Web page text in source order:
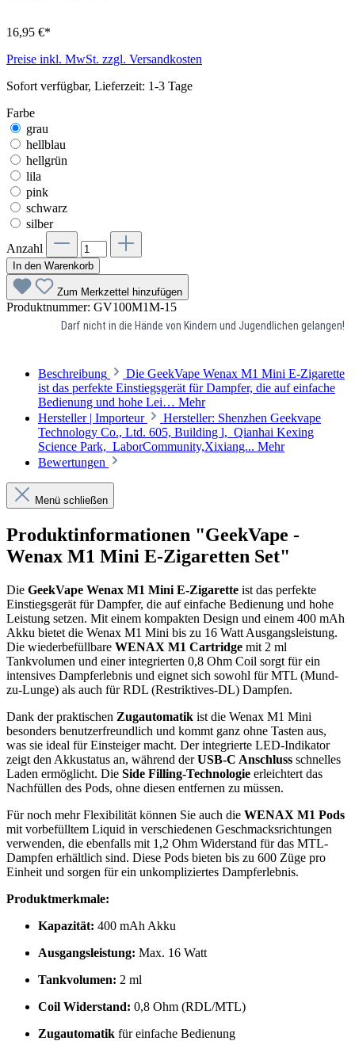
16,95 €*
Preise inkl. MwSt. zzgl. Versandkosten
Sofort verfügbar, Lieferzeit: 1-3 Tage
Farbe
grau
hellblau
hellgrün
lila
pink
schwarz
silber
Anzahl
In den Warenkorb
Zum Merkzettel hinzufügen
Produktnummer: GV100M1M-15
Darf nicht in die Hände von Kindern und Jugendlichen gelangen!
Beschreibung
Die GeekVape Wenax M1 Mini E-Zigarette
ist das perfekte Einstiegsgerät für Dampfer, die auf einfache
Bedienung und hohe Lei… Mehr
Hersteller | Importeur
Hersteller: Shenzhen Geekvape
Technology Co., Ltd. 605, Building l, Qianhai Kexing
Science Park, LaborCommunity,Xixiang... Mehr
Bewertungen
Menü schließen
Produktinformationen "GeekVape -
Wenax M1 Mini E-Zigaretten Set"
Die GeekVape Wenax M1 Mini E-Zigarette ist das perfekte
Einstiegsgerät für Dampfer, die auf einfache Bedienung und hohe
Leistung setzen. Mit einem kompakten Design und einem 400 mAh
Akku bietet die Wenax M1 Mini bis zu 16 Watt Ausgangsleistung.
Die wiederbefüllbare WENAX M1 Cartridge mit 2 ml
Tankvolumen und einer integrierten 0,8 Ohm Coil sorgt für ein
intensives Dampferlebnis und eignet sich sowohl für MTL (Mund-
zu-Lunge) als auch für RDL (Restriktives-DL) Dampfen.
Dank der praktischen Zugautomatik ist die Wenax M1 Mini
besonders benutzerfreundlich und kommt ganz ohne Tasten aus,
was sie ideal für Einsteiger macht. Der integrierte LED-Indikator
zeigt den Akkustatus an, während derUSB-C Anschluss schnelles
Laden ermöglicht. Die Side Filling-Technologie erleichtert das
Nachfüllen des Pods, ohne diesen entfernen zu müssen.
Für noch mehr Flexibilität können Sie auch die WENAX M1 Pods
mit vorbefülltem Liquid in verschiedenen Geschmacksrichtungen
verwenden, die ebenfalls mit 1,2 Ohm Widerstand für das MTL-
Dampfen erhältlich sind. Diese Pods bieten bis zu 600 Züge pro
Einheit und sorgen für ein unkompliziertes Dampferlebnis.
Produktmerkmale:
Kapazität: 400 mAh Akku
Ausgangsleistung: Max. 16 Watt
Tankvolumen: 2 ml
Coil Widerstand: 0,8 Ohm (RDL/MTL)
Zugautomatik für einfache Bedienung